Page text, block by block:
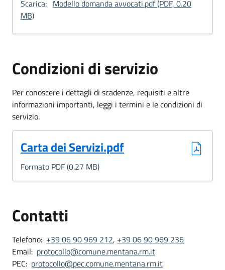
Scarica: Modello domanda avvocati.pdf (PDF, 0.20
MB): Modello domanda per avvocati
Condizioni di servizio
Per conoscere i dettagli di scadenze, requisiti e altre
informazioni importanti, leggi i termini e le condizioni di
servizio.
Carta dei Servizi.pdf
(Formato PDF, 0.27 MB)
Formato PDF (0.27 MB)
Contatti
Telefono: +39 06 90 969 212, +39 06 90 969 236
Email: protocollo@comune.mentana.rm.it
PEC: protocollo@pec.comune.mentana.rm.it